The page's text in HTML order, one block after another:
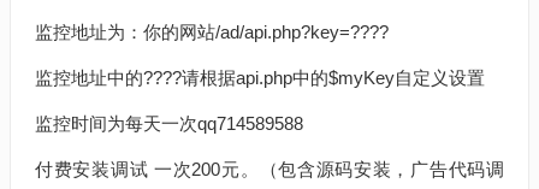
监控地址为：你的网站/ad/api.php?key=????
监控地址中的????请根据api.php中的$myKey自定义设置
监控时间为每天一次qq714589588
付费安装调试 一次200元。（包含源码安装，广告代码调